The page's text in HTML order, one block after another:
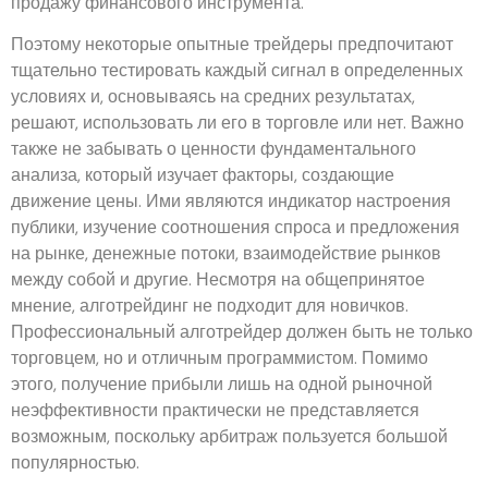
Поэтому некоторые опытные трейдеры предпочитают
тщательно тестировать каждый сигнал в определенных
условиях и, основываясь на средних результатах,
решают, использовать ли его в торговле или нет. Важно
также не забывать о ценности фундаментального
анализа, который изучает факторы, создающие
движение цены. Ими являются индикатор настроения
публики, изучение соотношения спроса и предложения
на рынке, денежные потоки, взаимодействие рынков
между собой и другие. Несмотря на общепринятое
мнение, алготрейдинг не подходит для новичков.
Профессиональный алготрейдер должен быть не только
торговцем, но и отличным программистом. Помимо
этого, получение прибыли лишь на одной рыночной
неэффективности практически не представляется
возможным, поскольку арбитраж пользуется большой
популярностью.